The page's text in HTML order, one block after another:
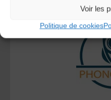
Voir les
Politique de cookies
A